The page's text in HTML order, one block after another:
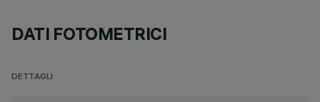
DATI FOTOMETRICI
DETTAGLI